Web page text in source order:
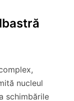
nucleul
schimbările